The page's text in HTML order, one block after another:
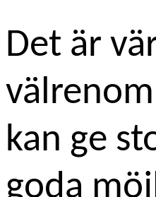
Det är
kan ge
goda